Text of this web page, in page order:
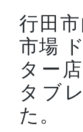
行田
市場
ター
タブ
た。